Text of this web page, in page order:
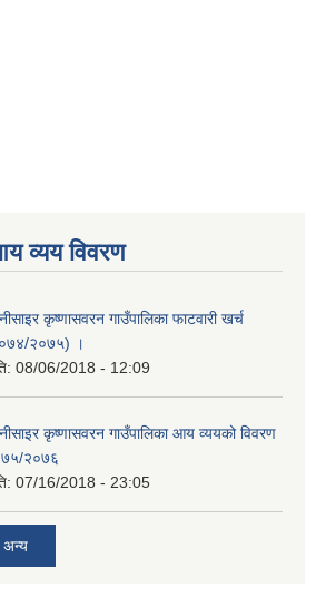
व्यय विवरण
कृष्णासवरन गाउँपालिका फाटवारी खर्च
२०७५) ।
08/06/2018 - 12:09
कृष्णासवरन गाउँपालिका आय व्ययको विवरण
२०७६
07/16/2018 - 23:05
अन्य